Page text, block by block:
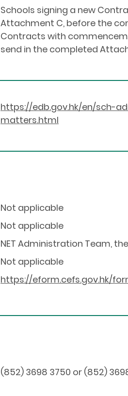
Schools signing a new
Attachment C, before the
Contracts with
send in the completed
https://edb.gov.hk/en/sch-
matters.html
Not applicable
Not applicable
NET Administration Team, the
Not applicable
https://eform.cefs.gov.hk/
(852) 3698 3750 or (852)